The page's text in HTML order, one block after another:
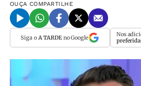
OUÇA COMPARTILHE
Siga o A TARDEno Google Nos